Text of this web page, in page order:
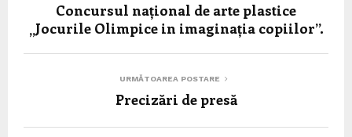
Concursul național de arte plastice
„Jocurile Olimpice in imaginația copiilor”.
URMĂTOAREA POSTARE
Precizări de presă